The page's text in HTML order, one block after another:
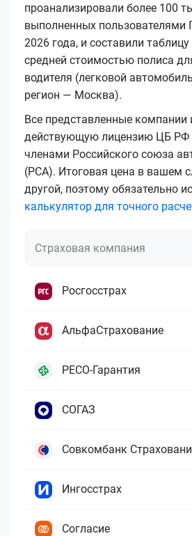
проанализировали более 100
выполненных пользователями
2026 года, и составили
средней стоимостью полиса
водителя (легковой
регион — Москва).
Все представленные
действующую лицензию ЦБ РФ
членами Российского союза
(РСА). Итоговая цена в вашем
другой, поэтому обязательно
калькулятор для точного
Страховая компания
Росгосстрах
АльфаСтрахование
РЕСО-Гарантия
СОГАЗ
Совкомбанк
Ингосстрах
Согласие